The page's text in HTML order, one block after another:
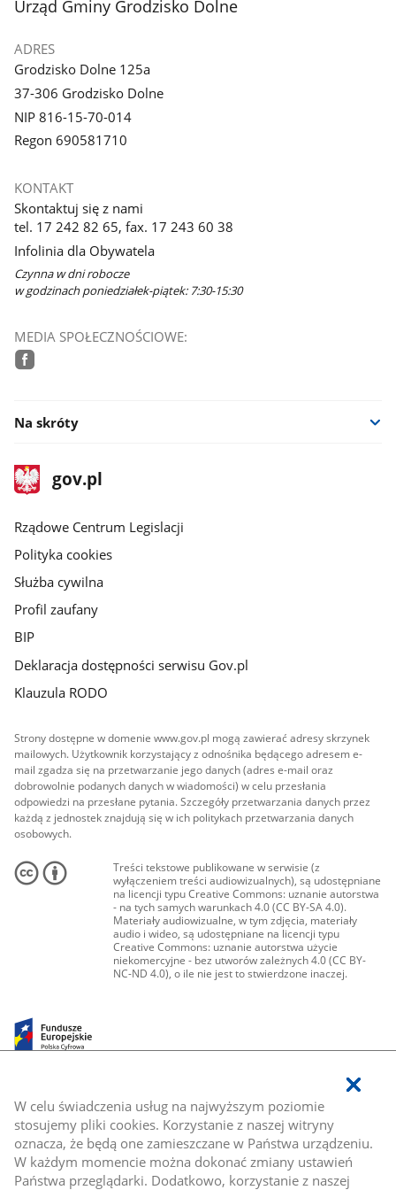
W celu świadczenia usług na najwyższym poziomie
stosujemy pliki cookies. Korzystanie z naszej witryny
oznacza, że będą one zamieszczane w Państwa urządzeniu.
W każdym momencie można dokonać zmiany ustawień
Państwa przeglądarki. Dodatkowo, korzystanie z naszej
galerii.
stopka
Urząd Gminy Grodzisko Dolne
ADRES
Grodzisko Dolne 125a
37-306 Grodzisko Dolne
NIP 816-15-70-014
Regon 690581710
KONTAKT
Skontaktuj się z nami
tel. 17 242 82 65, fax. 17 243 60 38
Infolinia dla Obywatela
Czynna w dni robocze
w godzinach poniedziałek-piątek: 7:30-15:30
MEDIA SPOŁECZNOŚCIOWE:
Na skróty
stopka
gov.plStrona
gov.pl
Rządowe Centrum Legislacji
Polityka cookies
Służba cywilna
Profil zaufany
BIP
Deklaracja dostępności serwisu Gov.pl
Klauzula RODO
Strony dostępne w domenie www.gov.pl mogą zawierać adresy skrzynek
mailowych. Użytkownik korzystający z odnośnika będącego adresem e-
mail zgadza się na przetwarzanie jego danych (adres e-mail oraz
dobrowolnie podanych danych w wiadomości) w celu przesłania
odpowiedzi na przesłane pytania. Szczegóły przetwarzania danych przez
każdą z jednostek znajdują się w ich politykach przetwarzania danych
osobowych.
Treści tekstowe publikowane w serwisie (z
wyłączeniem treści audiowizualnych), są udostępniane
na licencji typu Creative Commons: uznanie autorstwa
- na tych samych warunkach 4.0 (CC BY-SA 4.0).
Materiały audiowizualne, w tym zdjęcia, materiały
audio i wideo, są udostępniane na licencji typu
Creative Commons: uznanie autorstwa użycie
niekomercyjne - bez utworów zależnych 4.0 (CC BY-
NC-ND 4.0), o ile nie jest to stwierdzone inaczej.